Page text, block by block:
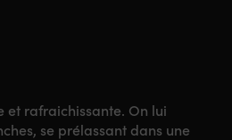
et rafraichissante. On lui
se prélassant dans une